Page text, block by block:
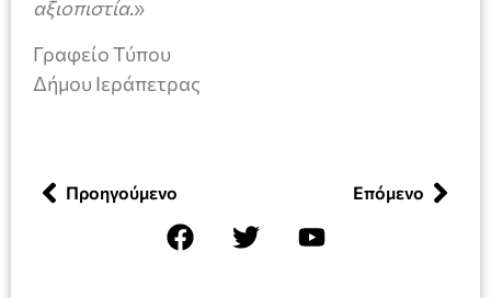
αξιοπιστία.»
Γραφείο Τύπου
Δήμου Ιεράπετρας
Προηγούμενο Επόμενο